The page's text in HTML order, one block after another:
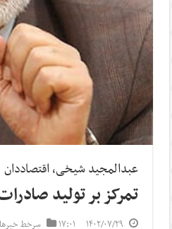
عبدالمجید شیخی، اقتصاددان
تمرکز بر تولید
۱۴۰۲/۰۷/۲۹ ۱۷:۰۱ سرخط